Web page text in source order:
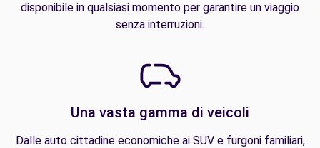
disponibile in qualsiasi momento per garantire un viaggio
senza interruzioni.
Una vasta gamma di veicoli
Dalle auto cittadine economiche ai SUV e furgoni familiari,